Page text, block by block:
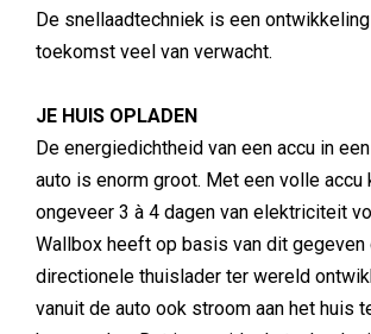
De snellaadtechniek is een
toekomst veel van verwacht.
JE HUIS OPLADEN
De energiedichtheid van een accu in
auto is enorm groot. Met een volle accu
ongeveer 3 à 4 dagen van elektriciteit
Wallbox heeft op basis van dit
directionele thuislader ter wereld
vanuit de auto ook stroom aan het huis